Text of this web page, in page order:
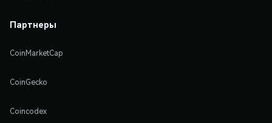
Партнеры
CoinMarketCap
CoinGecko
Coincodex